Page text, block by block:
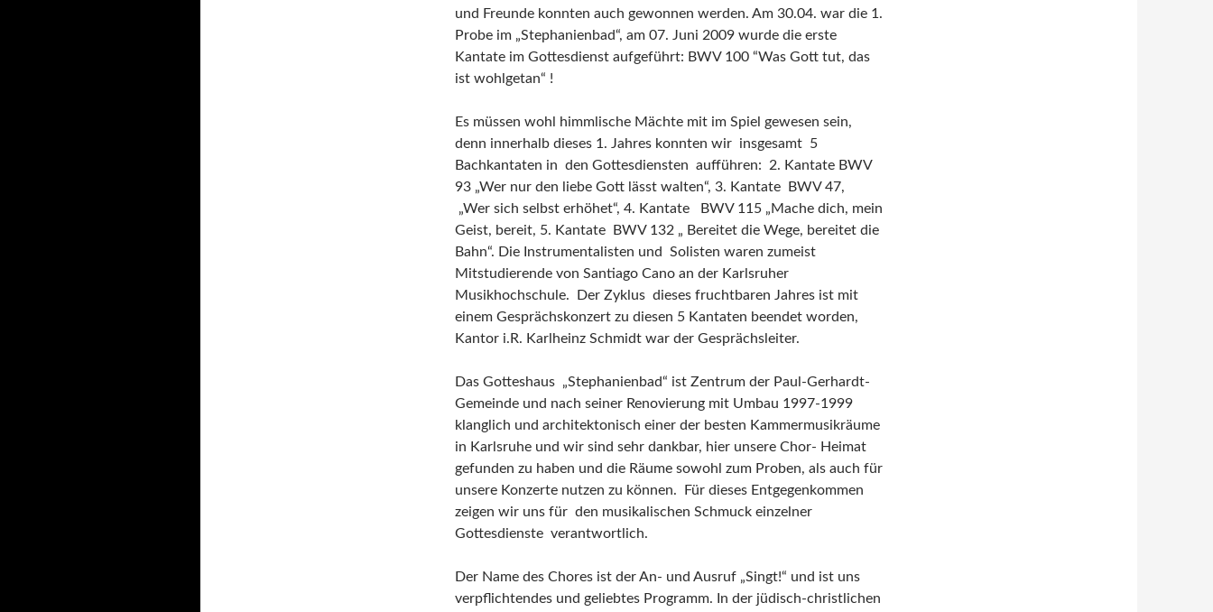
und Freunde konnten auch gewonnen werden. Am 30.04. war die 1.
Probe im „Stephanienbad“, am 07. Juni 2009 wurde die erste
Kantate im Gottesdienst aufgeführt: BWV 100 “Was Gott tut, das
ist wohlgetan“ !
Es müssen wohl himmlische Mächte mit im Spiel gewesen sein,
denn innerhalb dieses 1. Jahres konnten wir insgesamt 5
Bachkantaten in den Gottesdiensten aufführen: 2. Kantate BWV
93 „Wer nur den liebe Gott lässt walten“, 3. Kantate BWV 47,
„Wer sich selbst erhöhet“, 4. Kantate BWV 115 „Mache dich, mein
Geist, bereit, 5. Kantate BWV 132 „ Bereitet die Wege, bereitet die
Bahn“. Die Instrumentalisten und Solisten waren zumeist
Mitstudierende von Santiago Cano an der Karlsruher
Musikhochschule. Der Zyklus dieses fruchtbaren Jahres ist mit
einem Gesprächskonzert zu diesen 5 Kantaten beendet worden,
Kantor i.R. Karlheinz Schmidt war der Gesprächsleiter.
Das Gotteshaus „Stephanienbad“ ist Zentrum der Paul-Gerhardt-
Gemeinde und nach seiner Renovierung mit Umbau 1997-1999
klanglich und architektonisch einer der besten Kammermusikräume
in Karlsruhe und wir sind sehr dankbar, hier unsere Chor- Heimat
gefunden zu haben und die Räume sowohl zum Proben, als auch für
unsere Konzerte nutzen zu können. Für dieses Entgegenkommen
zeigen wir uns für den musikalischen Schmuck einzelner
Gottesdienste verantwortlich.
Der Name des Chores ist der An- und Ausruf „Singt!“ und ist uns
verpflichtendes und geliebtes Programm. In der jüdisch-christlichen